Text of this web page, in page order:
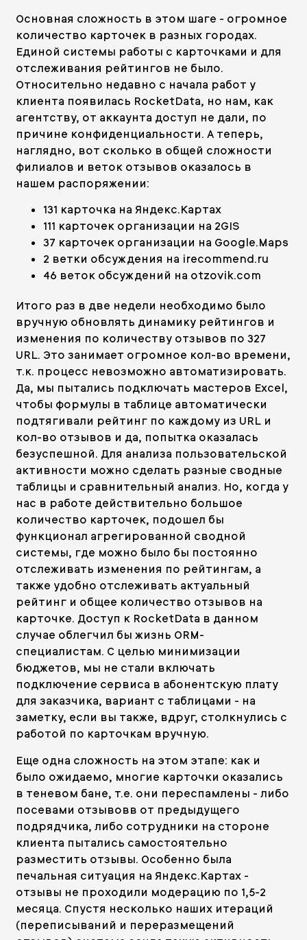
Основная сложность в этом шаге - огромное
количество карточек в разных городах.
Единой системы работы с карточками и для
отслеживания рейтингов не было.
Относительно недавно с начала работ у
клиента появилась RocketData, но нам, как
агентству, от аккаунта доступ не дали, по
причине конфиденциальности. А теперь,
наглядно, вот сколько в общей сложности
филиалов и веток отзывов оказалось в
нашем распоряжении:
131 карточка на Яндекс.Картах
111 карточек организации на 2GIS
37 карточек организации на Google.Maps
2 ветки обсуждения на irecommend.ru
46 веток обсуждений на otzovik.com
Итого раз в две недели необходимо было
вручную обновлять динамику рейтингов и
изменения по количеству отзывов по 327
URL. Это занимает огромное кол-во времени,
т.к. процесс невозможно автоматизировать.
Да, мы пытались подключать мастеров Excel,
чтобы формулы в таблице автоматически
подтягивали рейтинг по каждому из URL и
кол-во отзывов и да, попытка оказалась
безуспешной. Для анализа пользовательской
активности можно сделать разные сводные
таблицы и сравнительный анализ. Но, когда у
нас в работе действительно большое
количество карточек, подошел бы
функционал агрегированной сводной
системы, где можно было бы постоянно
отслеживать изменения по рейтингам, а
также удобно отслеживать актуальный
рейтинг и общее количество отзывов на
карточке. Доступ к RocketData в данном
случае облегчил бы жизнь ORM-
специалистам. С целью минимизации
бюджетов, мы не стали включать
подключение сервиса в абонентскую плату
для заказчика, вариант с таблицами - на
заметку, если вы также, вдруг, столкнулись с
работой по карточкам вручную.
Еще одна сложность на этом этапе: как и
было ожидаемо, многие карточки оказались
в теневом бане, т.е. они переспамлены - либо
посевами отзывовв от предыдущего
подрядчика, либо сотрудники на стороне
клиента пытались самостоятельно
разместить отзывы. Особенно была
печальная ситуация на Яндекс.Картах -
отзывы не проходили модерацию по 1,5-2
месяца. Спустя несколько наших итераций
(переписываний и переразмещений